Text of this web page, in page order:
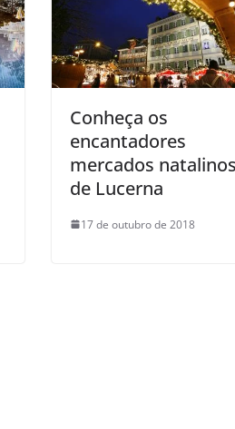
Conheça os
encantadores
mercados natalinos
de Lucerna
17 de outubro de 2018